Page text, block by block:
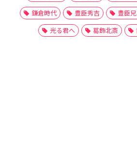
鎌倉時代
豊臣秀吉 豊臣兄
光る君へ
葛飾北斎